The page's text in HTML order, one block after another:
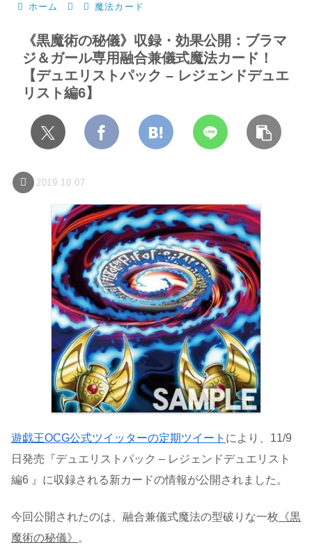
ホーム 魔法カード
《黒魔術の秘儀》収録・効果公開：ブラマ
ジ＆ガール専用融合兼儀式魔法カード！
【デュエリストパック – レジェンドデュエ
リスト編6】
2019.10.07
遊戯王OCG公式ツイッターの定期ツイート により、11/9
日発売『デュエリストパック – レジェンドデュエリスト
編6 』に収録される新カードの情報が公開されました。
今回公開されたのは、融合兼儀式魔法の型破りな一枚 《黒
魔術の秘儀》
。